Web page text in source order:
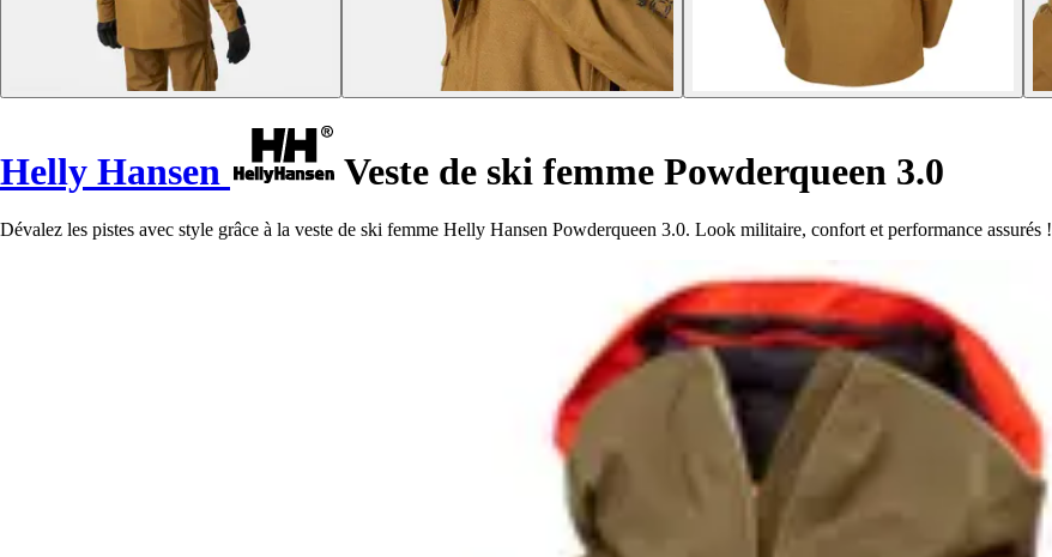
Helly Hansen Veste de ski femme Powderqueen 3.0
Dévalez les pistes avec style grâce à la veste de ski femme Helly Hansen Powderqueen 3.0. Look militaire, confort et performance assurés !